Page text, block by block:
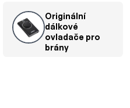
Originální
dálkové
ovladače pro
brány